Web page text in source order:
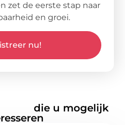
zet de eerste stap naar
en groei.
nu!
die u mogelijk